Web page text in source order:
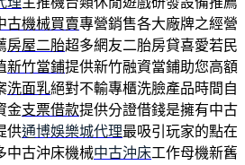
古機械買賣專營銷售各大廠牌之經營
房屋二胎超多網友二胎房貸喜愛若民
新竹當鋪提供新竹融資當鋪助您高額
洗面乳絕對不輸專櫃洗臉產品時間自
金支票借款提供分證借錢是擁有中古
供通博娛樂城代理最吸引玩家的點在
中古沖床機械中古沖床工作母機新舊